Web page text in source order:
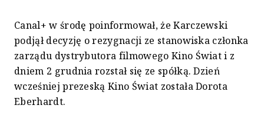
Canal+ w środę poinformował, że Karczewski
podjął decyzję o rezygnacji ze stanowiska członka
zarządu dystrybutora filmowego Kino Świat i z
dniem 2 grudnia rozstał się ze spółką. Dzień
wcześniej prezeską Kino Świat została Dorota
Eberhardt.